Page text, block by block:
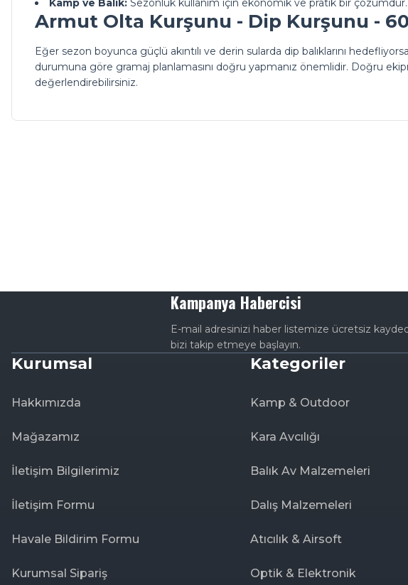
Kamp ve Balık: Sezonluk kullanım için ekonomik ve pratik bir çözümdür.
Armut Olta Kurşunu - Dip Kurşunu -
Eğer sezon boyunca güçlü akıntılı ve derin sularda dip balıklarını
durumuna göre gramaj planlamasını doğru yapmanız önemlidir. Doğru
değerlendirebilirsiniz.
Kampanya Habercisi
E-mail adresinizi haber listemize ücretsiz
bizi takip etmeye başlayın.
Kurumsal
Hakkımızda
Mağazamız
İletişim Bilgilerimiz
İletişim Formu
Havale Bildirim Formu
Kurumsal Sipariş
Kategoriler
Kamp & Outdoor
Kara Avcılığı
Balık Av Malzemeleri
Dalış Malzemeleri
Atıcılık & Airsoft
Optik & Elektronik